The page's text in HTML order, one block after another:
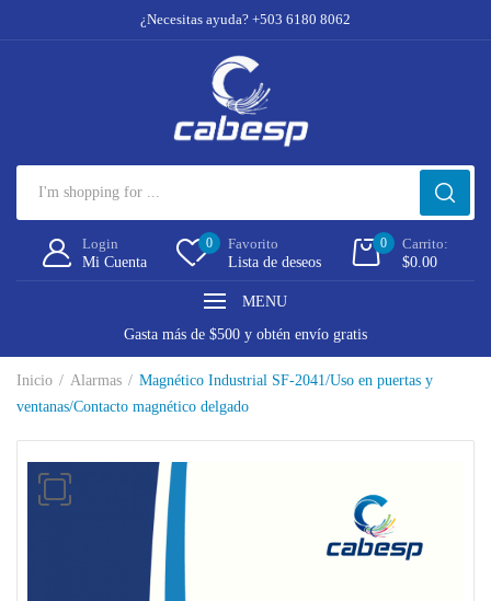
¿Necesitas ayuda? +503 6180 8062
Login
Mi Cuenta
0
Favorito
Lista de deseos
0
Carrito:
$0.00
MENU
Gasta más de $500 y obtén envío gratis
Inicio Alarmas
Magnético Industrial SF-2041/Uso en puertas y
ventanas/Contacto magnético delgado